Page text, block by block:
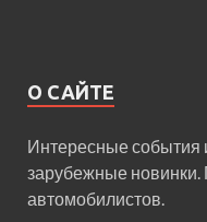
О САЙТЕ
Интересные события
зарубежные
автомобилистов.